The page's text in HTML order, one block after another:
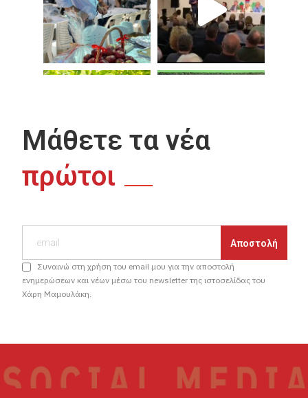
Μάθετε τα νέα
πρώτοι
Συναινώ στη χρήση του email μου για την αποστολή
ενημερώσεων και νέων μέσω του newsletter της ιστοσελίδας του
Χάρη Μαμουλάκη.